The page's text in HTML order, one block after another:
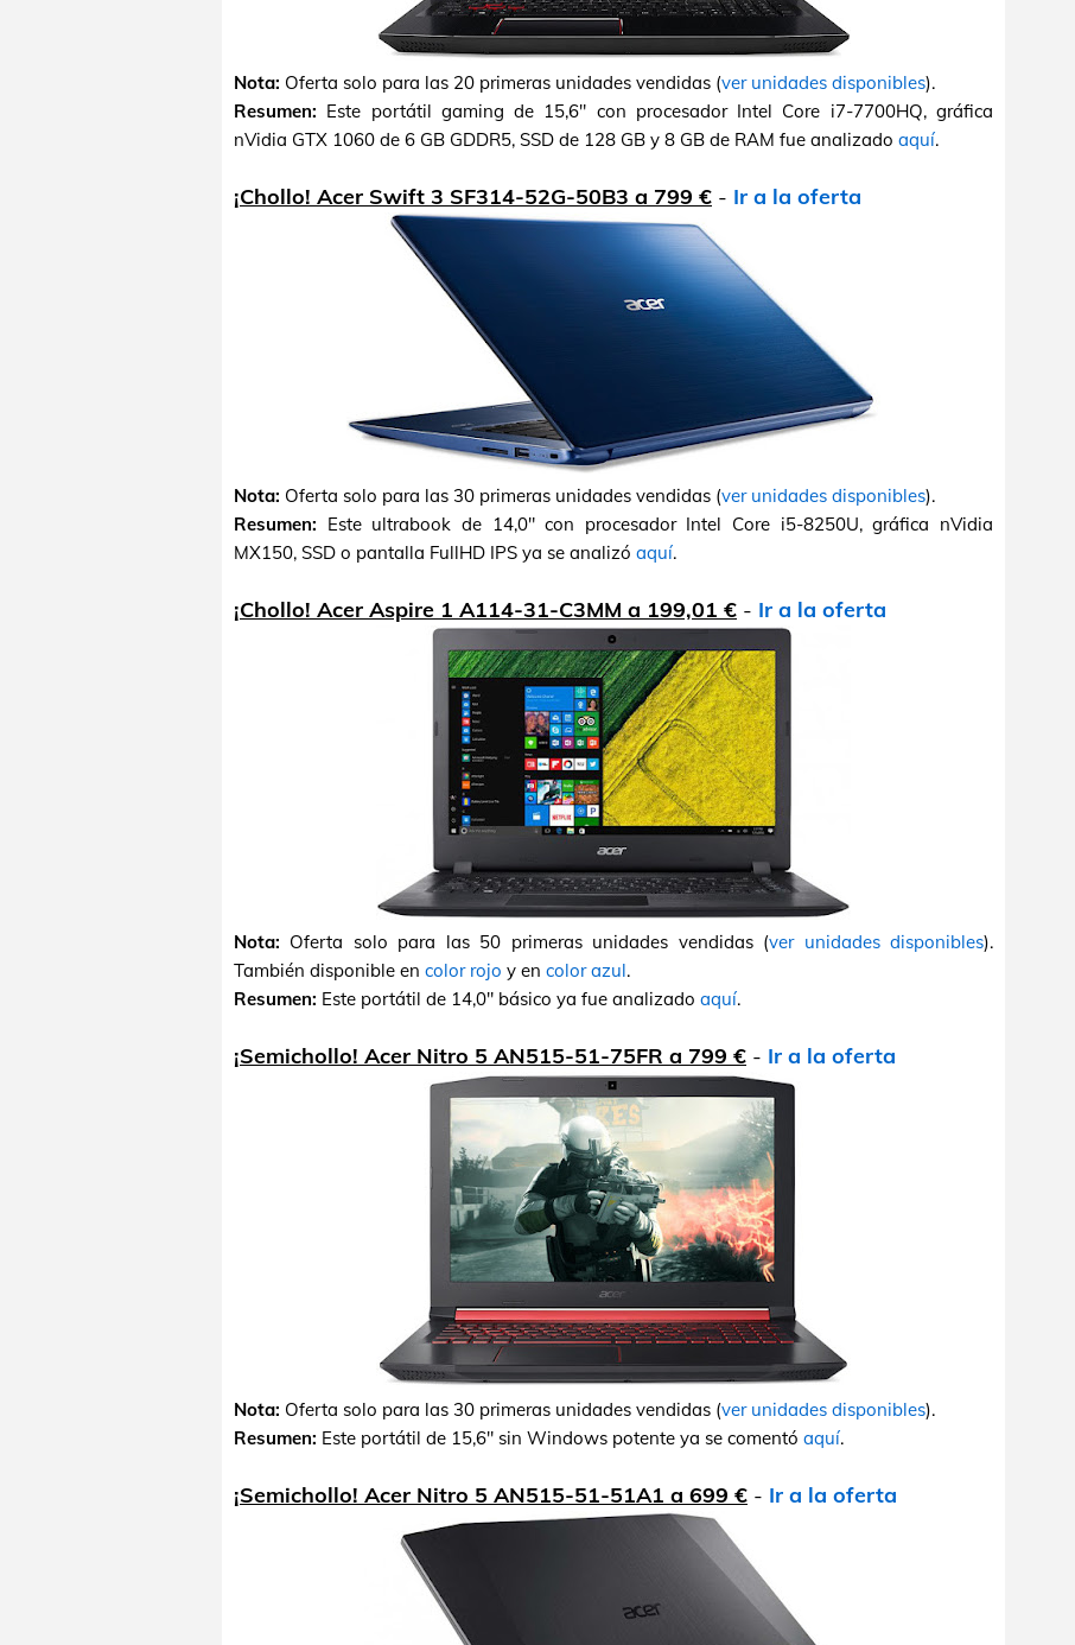
Nota: Oferta solo para las 20 primeras unidades vendidas (ver unidades disponibles).
Resumen: Este portátil gaming de 15,6" con procesador Intel Core i7-7700HQ, gráfica
nVidia GTX 1060 de 6 GB GDDR5, SSD de 128 GB y 8 GB de RAM fue analizado aquí.
¡Chollo! Acer Swift 3 SF314-52G-50B3 a 799 € - Ir a la oferta
Nota: Oferta solo para las 30 primeras unidades vendidas (ver unidades disponibles).
Resumen: Este ultrabook de 14,0" con procesador Intel Core i5-8250U, gráfica nVidia
MX150, SSD o pantalla FullHD IPS ya se analizó aquí.
¡Chollo! Acer Aspire 1 A114-31-C3MM a 199,01 € - Ir a la oferta
Nota: Oferta solo para las 50 primeras unidades vendidas (ver unidades disponibles).
También disponible en color rojo y en color azul.
Resumen: Este portátil de 14,0" básico ya fue analizado aquí.
¡Semichollo! Acer Nitro 5 AN515-51-75FR a 799 € - Ir a la oferta
Nota: Oferta solo para las 30 primeras unidades vendidas (ver unidades disponibles).
Resumen: Este portátil de 15,6" sin Windows potente ya se comentó aquí.
¡Semichollo! Acer Nitro 5 AN515-51-51A1 a 699 € - Ir a la oferta